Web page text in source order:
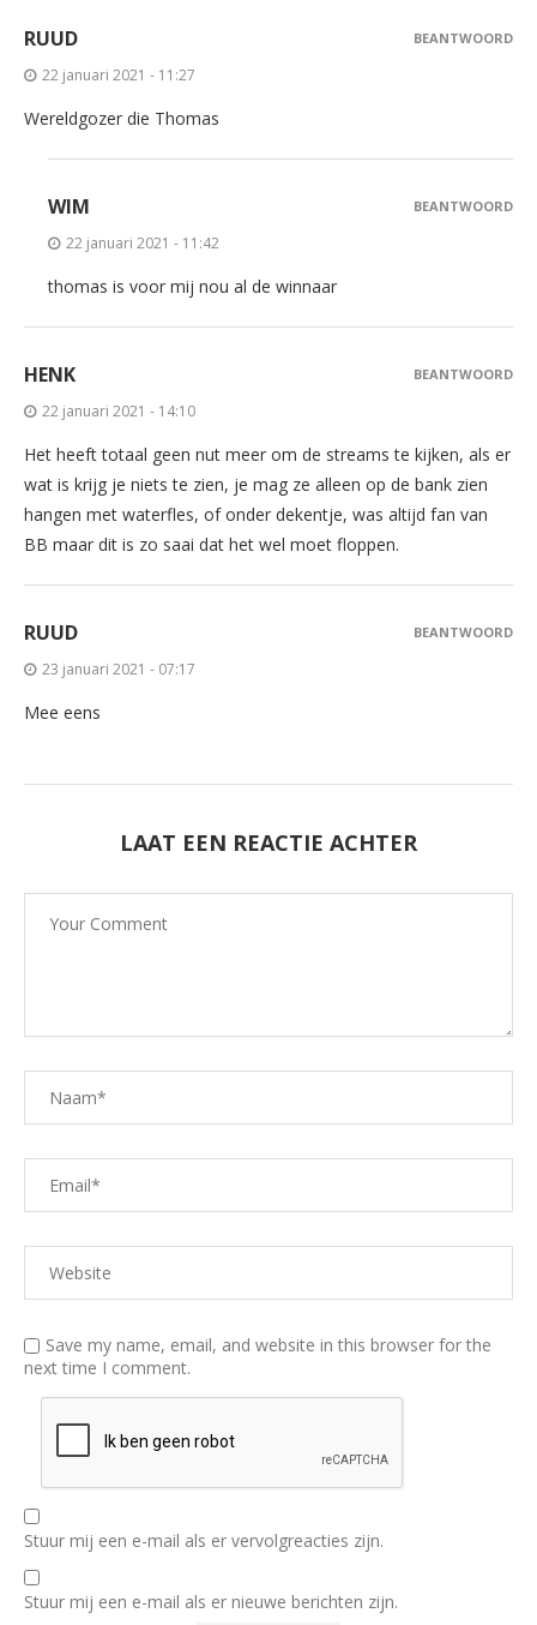
RUUD
22 januari 2021 - 11:27
Wereldgozer die Thomas
BEANTWOORD
WIM
22 januari 2021 - 11:42
thomas is voor mij nou al de winnaar
BEANTWOORD
HENK
22 januari 2021 - 14:10
Het heeft totaal geen nut meer om de streams te kijken, als er
wat is krijg je niets te zien, je mag ze alleen op de bank zien
hangen met waterfles, of onder dekentje, was altijd fan van
BB maar dit is zo saai dat het wel moet floppen.
BEANTWOORD
RUUD
23 januari 2021 - 07:17
Mee eens
BEANTWOORD
LAAT EEN REACTIE ACHTER
Save my name, email, and website in this browser for the
next time I comment.
Stuur mij een e-mail als er vervolgreacties zijn.
Stuur mij een e-mail als er nieuwe berichten zijn.